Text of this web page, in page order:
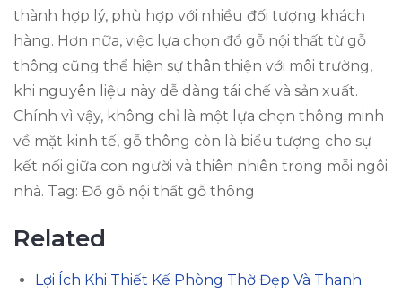
thành hợp lý, phù hợp với nhiều đối tượng khách
hàng. Hơn nữa, việc lựa chọn đồ gỗ nội thất từ gỗ
thông cũng thể hiện sự thân thiện với môi trường,
khi nguyên liệu này dễ dàng tái chế và sản xuất.
Chính vì vậy, không chỉ là một lựa chọn thông minh
về mặt kinh tế, gỗ thông còn là biểu tượng cho sự
kết nối giữa con người và thiên nhiên trong mỗi ngôi
nhà. Tag: Đồ gỗ nội thất gỗ thông
Related
Lợi Ích Khi Thiết Kế Phòng Thờ Đẹp Và Thanh